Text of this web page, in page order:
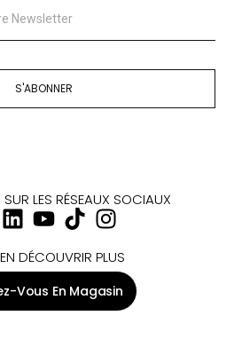
S'ABONNER
LES RÉSEAUX SOCIAUX
DÉCOUVRIR PLUS
Vous En Magasin